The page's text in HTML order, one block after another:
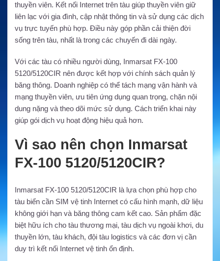
thuyền viên. Kết nối Internet trên tàu giúp thuyền viên giữ
liên lạc với gia đình, cập nhật thông tin và sử dụng các dịch
vụ trực tuyến phù hợp. Điều này góp phần cải thiện đời
sống trên tàu, nhất là trong các chuyến đi dài ngày.
Với các tàu có nhiều người dùng, Inmarsat FX-100
5120/5120CIR nên được kết hợp với chính sách quản lý
băng thông. Doanh nghiệp có thể tách mạng vận hành và
mạng thuyền viên, ưu tiên ứng dụng quan trọng, chặn nội
dung nặng và theo dõi mức sử dụng. Cách triển khai này
giúp gói dịch vụ hoạt động hiệu quả hơn.
Vì sao nên chọn Inmarsat
FX-100 5120/5120CIR?
Inmarsat FX-100 5120/5120CIR là lựa chọn phù hợp cho
tàu biển cần SIM vệ tinh Internet có cấu hình mạnh, dữ liệu
không giới hạn và băng thông cam kết cao. Sản phẩm đặc
biệt hữu ích cho tàu thương mại, tàu dịch vụ ngoài khơi, du
thuyền lớn, tàu khách, đội tàu logistics và các đơn vị cần
duy trì kết nối Internet vệ tinh ổn định.